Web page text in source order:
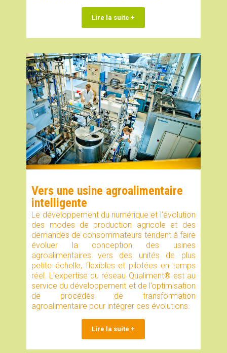
Lire la suite +
Vers une usine agroalimentaire
intelligente
Le développement du numérique et l’évolution
des modes de production agricole et des
demandes de consommateurs tendent à faire
évoluer la conception des usines
agroalimentaires vers des unités de plus
petite échelle, flexibles et pilotées en temps
réel. L’expertise du réseau Qualiment® est au
service du développement et de l’optimisation
de procédés de transformation
agroalimentaire pour intégrer ces évolutions.
Lire la suite +